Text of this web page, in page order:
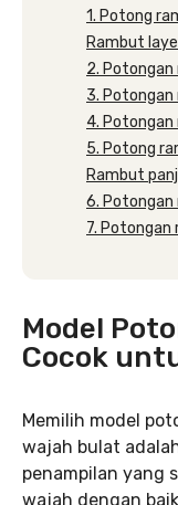
1. Potong
Rambut
2.
3.
4.
5. Potong
Rambut
6.
7.
Model
Cocok
Memilih model
wajah bulat
penampilan yang
wajah dengan